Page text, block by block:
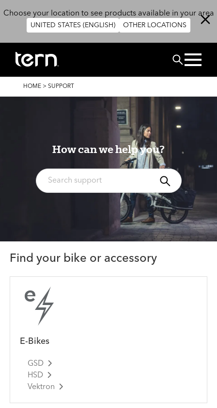
Choose your location to see products available in your area
UNITED STATES (ENGLISH) OTHER LOCATIONS
BUSCAR
BREADCRUMB
HOME > SUPPORT
How can we help you?
BUSCAR
Find your bike or accessory
E-Bikes
GSD
HSD
Vektron